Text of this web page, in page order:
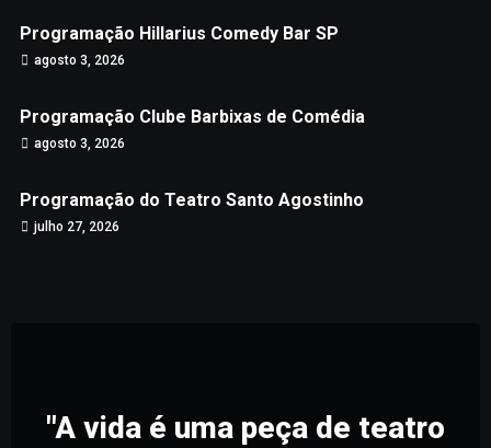
Programação Hillarius Comedy Bar SP
agosto 3, 2026
Programação Clube Barbixas de Comédia
agosto 3, 2026
Programação do Teatro Santo Agostinho
julho 27, 2026
"A vida é uma peça de teatro